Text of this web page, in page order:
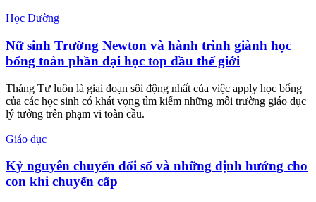
Học Đường
Nữ sinh Trường Newton và hành trình giành học
bổng toàn phần đại học top đầu thế giới
Tháng Tư luôn là giai đoạn sôi động nhất của việc apply học bổng
của các học sinh có khát vọng tìm kiếm những môi trường giáo dục
lý tưởng trên phạm vi toàn cầu.
Giáo dục
Kỷ nguyên chuyển đổi số và những định hướng cho
con khi chuyển cấp